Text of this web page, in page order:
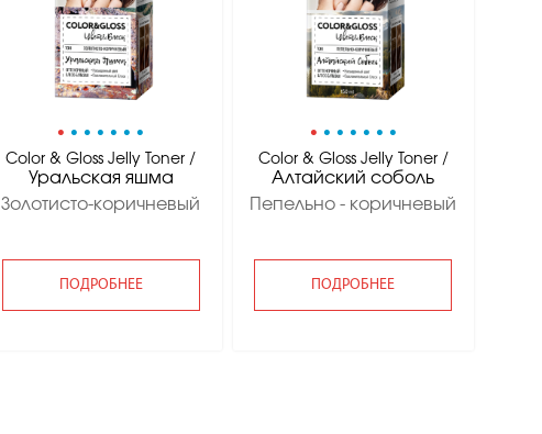
• • • • • • •
Color & Gloss Jelly Toner /
Уральская яшма
Золотисто-коричневый
ПОДРОБНЕЕ
• • • • • • •
Color & Gloss Jelly Toner /
Алтайский соболь
Пепельно - коричневый
ПОДРОБНЕЕ